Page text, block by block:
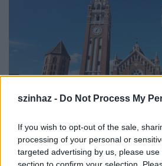
szinhaz - Do Not Process My
If you wish to opt-out of the sale,
processing of your personal or
targeted advertising by us, please
Épül a Dóm téri
mtothorsi•2020. július 16.